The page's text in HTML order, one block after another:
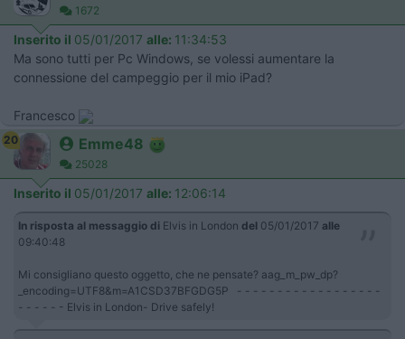
1672
Inserito il 05/01/2017 alle: 11:34:53
Ma sono tutti per Pc Windows, se volessi aumentare la
connessione del campeggio per il mio iPad?
Francesco
20 Emme48
25028
Inserito il 05/01/2017 alle: 12:06:14
In risposta al messaggio di Elvis in London del 05/01/2017 alle
09:40:48
Mi consigliano questo oggetto, che ne pensate? aag_m_pw_dp?
_encoding=UTF8&m=A1CSD37BFGDG5P - - - - - - - - - - - - - - - - - -
- - - - - - Elvis in London- Drive safely!